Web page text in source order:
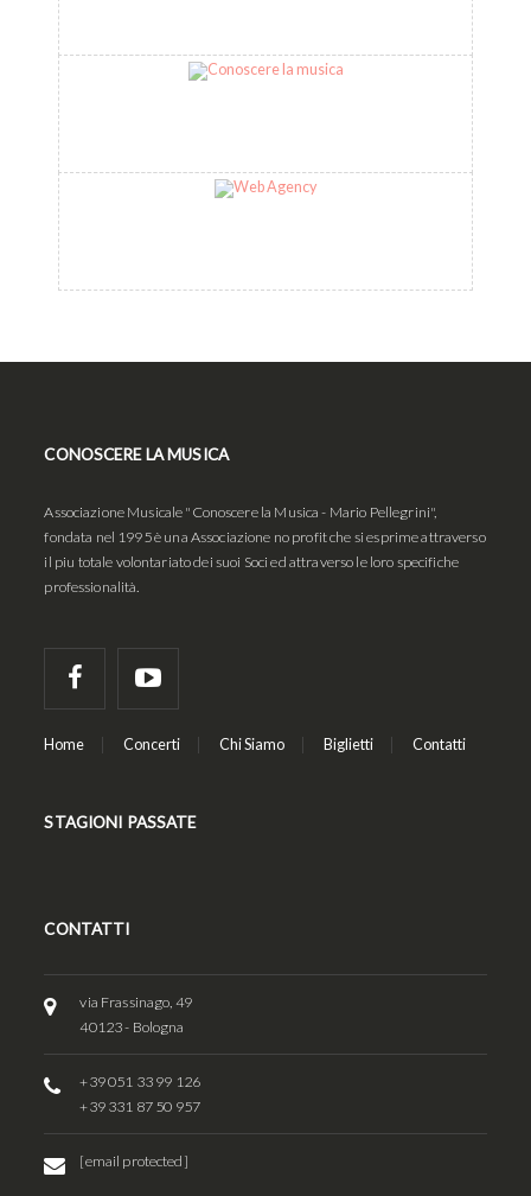
CONOSCERE LA MUSICA
Associazione Musicale "Conoscere la Musica - Mario Pellegrini",
fondata nel 1995 è una Associazione no profit che si esprime attraverso
il piu totale volontariato dei suoi Soci ed attraverso le loro specifiche
professionalità.
Home Concerti Chi Siamo Biglietti Contatti
STAGIONI PASSATE
CONTATTI
via Frassinago, 49
40123 - Bologna
+39 051 33 99 126
+39 331 87 50 957
[email protected]